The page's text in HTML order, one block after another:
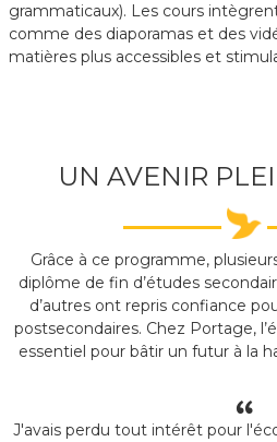
grammaticaux). Les cours
comme des diaporamas et des
matières plus accessibles et
UN AVENIR
Grâce à ce programme,
diplôme de fin d’études
d’autres ont repris confiance
postsecondaires. Chez Portage,
essentiel pour bâtir un futur à la
J'avais perdu tout intérêt pour